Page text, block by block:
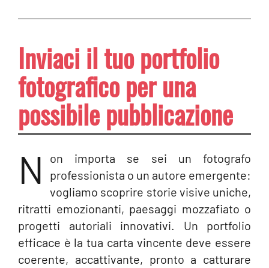
Inviaci il tuo portfolio
fotografico per una
possibile pubblicazione
N
on importa se sei un fotografo
professionista o un autore emergente:
vogliamo scoprire storie visive uniche,
ritratti emozionanti, paesaggi mozzafiato o
progetti autoriali innovativi. Un portfolio
efficace è la tua carta vincente deve essere
coerente, accattivante, pronto a catturare